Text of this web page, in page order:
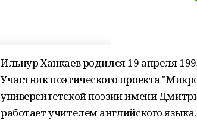
Ильнур Ханкаев родился 19 апреля
Участник поэтического проекта
университетской поэзии имени
работает учителем английского языка.